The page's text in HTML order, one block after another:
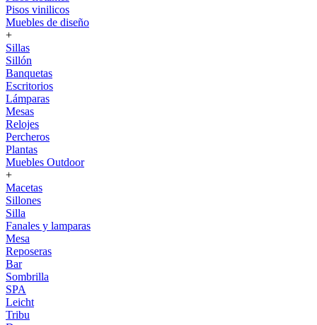
Pisos vinilicos
Muebles de diseño
+
Sillas
Sillón
Banquetas
Escritorios
Lámparas
Mesas
Relojes
Percheros
Plantas
Muebles Outdoor
+
Macetas
Sillones
Silla
Fanales y lamparas
Mesa
Reposeras
Bar
Sombrilla
SPA
Leicht
Tribu